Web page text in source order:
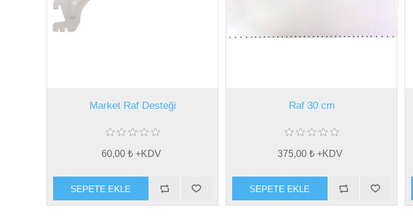
Market Raf Desteği
60,00 ₺ +KDV
Raf 30 cm
375,00 ₺ +KDV